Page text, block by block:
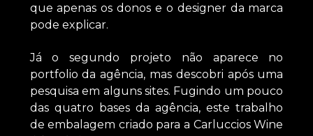
que apenas os donos e o designer da marca
pode explicar.
Já o segundo projeto não aparece no
portfolio da agência, mas descobri após uma
pesquisa em alguns sites. Fugindo um pouco
das quatro bases da agência, este trabalho
de embalagem criado para a Carluccios Wine